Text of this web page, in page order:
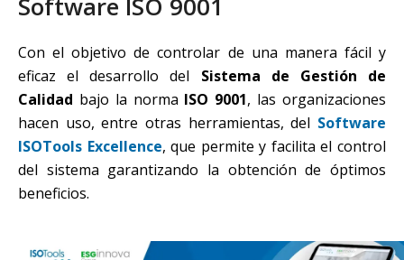
Software ISO 9001
Con el objetivo de controlar de una manera fácil y
eficaz el desarrollo del Sistema de Gestión de
Calidad bajo la norma ISO 9001, las organizaciones
hacen uso, entre otras herramientas, del Software
ISOTools Excellence, que permite y facilita el control
del sistema garantizando la obtención de óptimos
beneficios.